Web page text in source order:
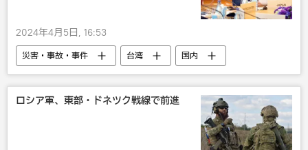
2024年4月5日, 16:53
災害・事故・事件 台湾
国内
地震
ロシア軍、東部・ドネツク戦線で前進